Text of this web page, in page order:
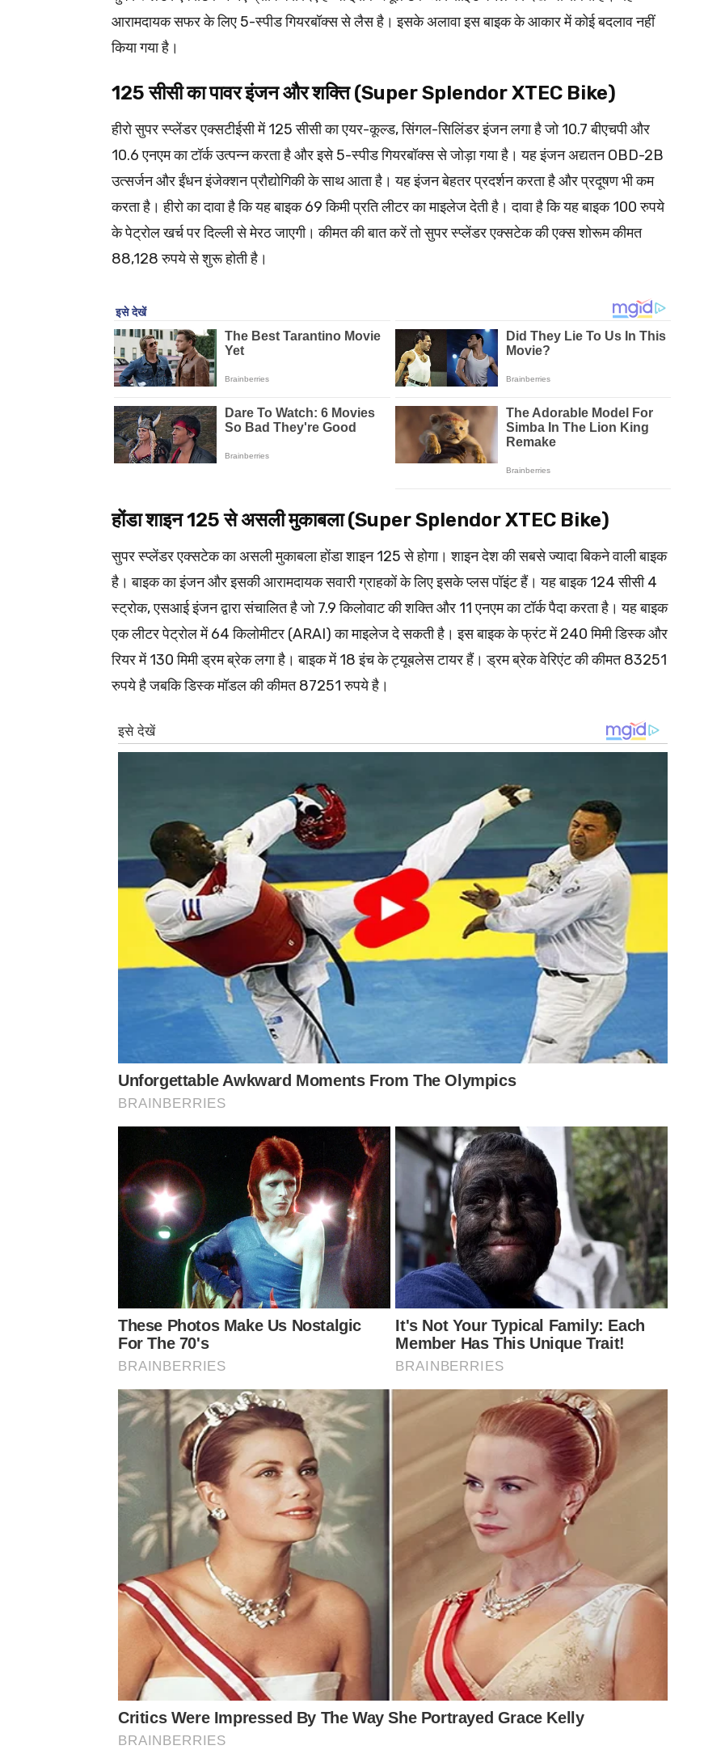
आरामदायक सफर के लिए 5-स्पीड गियरबॉक्स से लैस है। इसके अलावा इस बाइक के आकार में कोई बदलाव नहीं
किया गया है।
125 सीसी का पावर इंजन और शक्ति (Super Splendor XTEC Bike)
हीरो सुपर स्प्लेंडर एक्सटीईसी में 125 सीसी का एयर-कूल्ड, सिंगल-सिलिंडर इंजन लगा है जो 10.7 बीएचपी और
10.6 एनएम का टॉर्क उत्पन्न करता है और इसे 5-स्पीड गियरबॉक्स से जोड़ा गया है। यह इंजन अद्यतन OBD-2B
उत्सर्जन और ईंधन इंजेक्शन प्रौद्योगिकी के साथ आता है। यह इंजन बेहतर प्रदर्शन करता है और प्रदूषण भी कम
करता है। हीरो का दावा है कि यह बाइक 69 किमी प्रति लीटर का माइलेज देती है। दावा है कि यह बाइक 100 रुपये
के पेट्रोल खर्च पर दिल्ली से मेरठ जाएगी। कीमत की बात करें तो सुपर स्प्लेंडर एक्सटेक की एक्स शोरूम कीमत
88,128 रुपये से शुरू होती है।
होंडा शाइन 125 से असली मुकाबला (Super Splendor XTEC Bike)
सुपर स्प्लेंडर एक्सटेक का असली मुकाबला होंडा शाइन 125 से होगा। शाइन देश की सबसे ज्यादा बिकने वाली बाइक
है। बाइक का इंजन और इसकी आरामदायक सवारी ग्राहकों के लिए इसके प्लस पॉइंट हैं। यह बाइक 124 सीसी 4
स्ट्रोक, एसआई इंजन द्वारा संचालित है जो 7.9 किलोवाट की शक्ति और 11 एनएम का टॉर्क पैदा करता है। यह बाइक
एक लीटर पेट्रोल में 64 किलोमीटर (ARAI) का माइलेज दे सकती है। इस बाइक के फ्रंट में 240 मिमी डिस्क और
रियर में 130 मिमी ड्रम ब्रेक लगा है। बाइक में 18 इंच के ट्यूबलेस टायर हैं। ड्रम ब्रेक वेरिएंट की कीमत 83251
रुपये है जबकि डिस्क मॉडल की कीमत 87251 रुपये है।